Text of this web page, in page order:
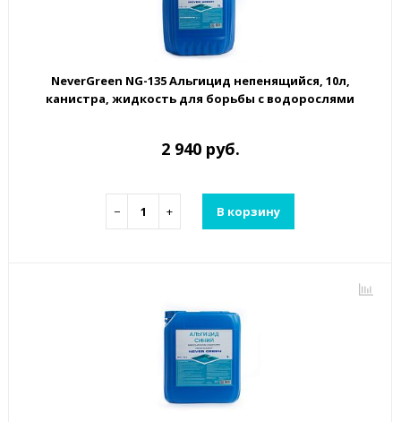
NeverGreen NG-135 Альгицид непенящийся, 10л,
канистра, жидкость для борьбы с водорослями
2 940 руб.
− + В корзину